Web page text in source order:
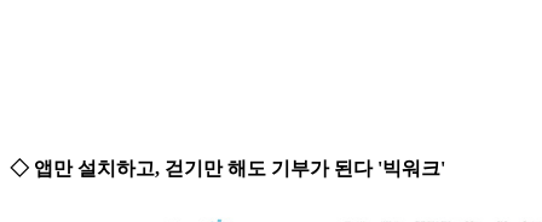
◇ 앱만 설치하고, 걷기만 해도 기부가 된다 '빅워크'